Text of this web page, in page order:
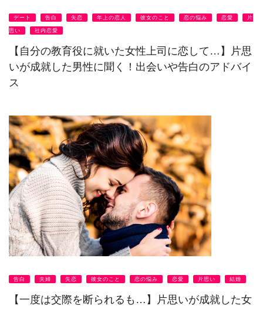
デート 告白 失恋 年上の恋人 彼女のこと 恋の悩み 恋愛 片
思い 社内恋愛
【自分の教育役に就いた女性上司に恋して…】片思
いが成就した男性に聞く！出会いや告白のアドバイ
ス
告白 夫婦 失恋 彼女のこと 恋の悩み 恋愛 片思い 結婚
【一度は交際を断られるも…】片思いが成就した女